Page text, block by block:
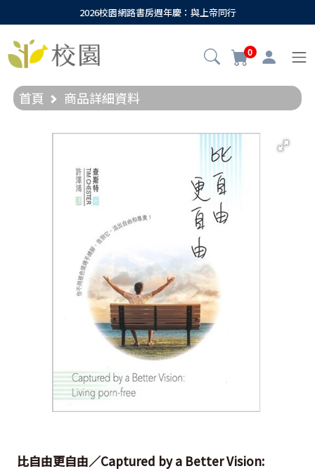
2026校園網路書房週年慶：與上帝同行
0
首頁 商品詳細資料
比自由更自由／Captured by a Better Vision: